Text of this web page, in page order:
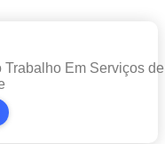
Em Serviços de